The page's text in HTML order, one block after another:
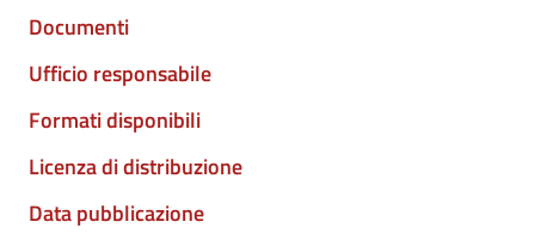
Documenti
Ufficio responsabile
Formati disponibili
Licenza di distribuzione
Data pubblicazione